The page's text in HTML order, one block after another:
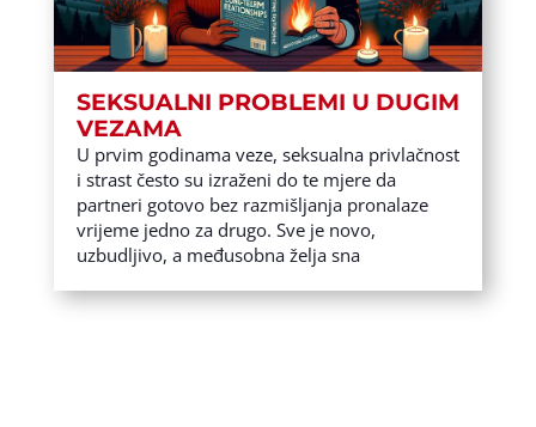
SEKSUALNI PROBLEMI U DUGIM
VEZAMA
U prvim godinama veze, seksualna privlačnost
i strast često su izraženi do te mjere da
partneri gotovo bez razmišljanja pronalaze
vrijeme jedno za drugo. Sve je novo,
uzbudljivo, a međusobna želja sna